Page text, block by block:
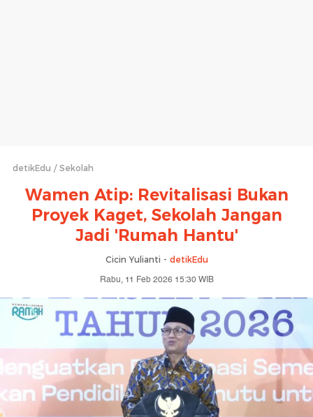
detikEdu Sekolah
Wamen Atip: Revitalisasi Bukan
Proyek Kaget, Sekolah Jangan
Jadi 'Rumah Hantu'
Cicin Yulianti - detikEdu
Rabu, 11 Feb 2026 15:30 WIB